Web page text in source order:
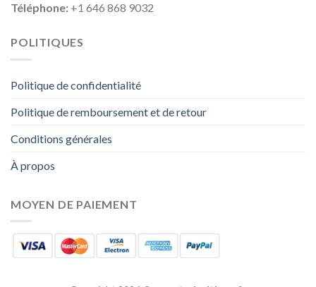
Téléphone: +1 646 868 9032
POLITIQUES
Politique de confidentialité
Politique de remboursement et de retour
Conditions générales
À propos
MOYEN DE PAIEMENT